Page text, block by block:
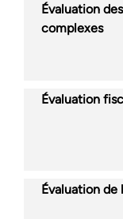
Évaluation
complexes
Évaluation
Évaluation de